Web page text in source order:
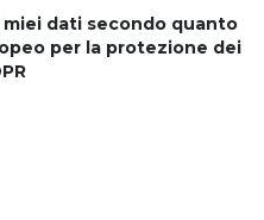
dati secondo quanto
per la protezione dei